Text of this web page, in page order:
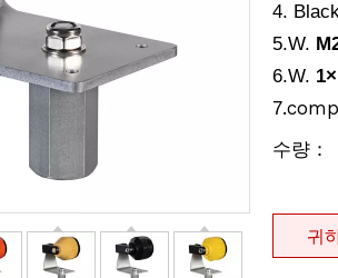
4.
5.W.
6.W. 1×
7.comp
수량：
귀